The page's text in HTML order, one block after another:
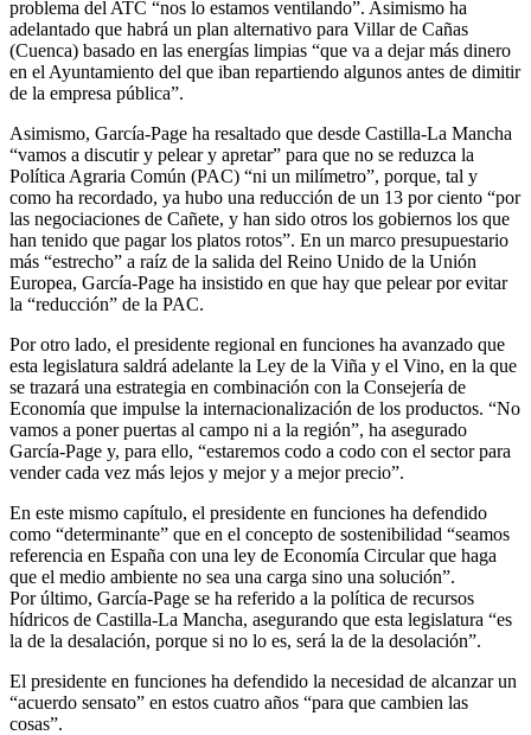
problema del ATC “nos lo estamos ventilando”. Asimismo ha
adelantado que habrá un plan alternativo para Villar de Cañas
(Cuenca) basado en las energías limpias “que va a dejar más dinero
en el Ayuntamiento del que iban repartiendo algunos antes de dimitir
de la empresa pública”.
Asimismo, García-Page ha resaltado que desde Castilla-La Mancha
“vamos a discutir y pelear y apretar” para que no se reduzca la
Política Agraria Común (PAC) “ni un milímetro”, porque, tal y
como ha recordado, ya hubo una reducción de un 13 por ciento “por
las negociaciones de Cañete, y han sido otros los gobiernos los que
han tenido que pagar los platos rotos”. En un marco presupuestario
más “estrecho” a raíz de la salida del Reino Unido de la Unión
Europea, García-Page ha insistido en que hay que pelear por evitar
la “reducción” de la PAC.
Por otro lado, el presidente regional en funciones ha avanzado que
esta legislatura saldrá adelante la Ley de la Viña y el Vino, en la que
se trazará una estrategia en combinación con la Consejería de
Economía que impulse la internacionalización de los productos. “No
vamos a poner puertas al campo ni a la región”, ha asegurado
García-Page y, para ello, “estaremos codo a codo con el sector para
vender cada vez más lejos y mejor y a mejor precio”.
En este mismo capítulo, el presidente en funciones ha defendido
como “determinante” que en el concepto de sostenibilidad “seamos
referencia en España con una ley de Economía Circular que haga
que el medio ambiente no sea una carga sino una solución”.
Por último, García-Page se ha referido a la política de recursos
hídricos de Castilla-La Mancha, asegurando que esta legislatura “es
la de la desalación, porque si no lo es, será la de la desolación”.
El presidente en funciones ha defendido la necesidad de alcanzar un
“acuerdo sensato” en estos cuatro años “para que cambien las
cosas”.